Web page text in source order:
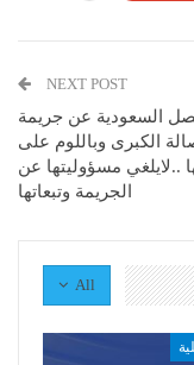
NEXT POST
السعودية عن جريمة
الكبرى وباللوم على
..لايلغي مسؤوليتها عن
الجريمة وتبعاتها
All